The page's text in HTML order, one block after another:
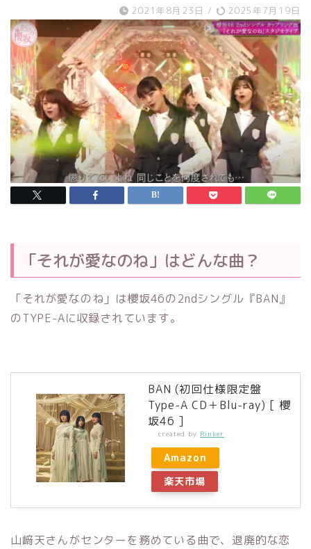
2021年8月23日 / 2025年7月19日
「それが愛なのね」はどんな曲？
「それが愛なのね」は櫻坂46の2ndシングル『BAN』
のTYPE-Aに収録されています。
BAN (初回仕様限定盤
Type-A CD＋Blu-ray) [ 櫻
坂46 ]
created by Rinker
Amazon
楽天市場
山﨑天さんがセンターを務めている曲で、退廃的な恋